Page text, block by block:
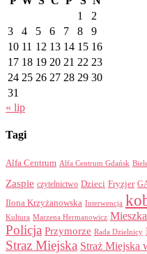
1
2
3
4 5 6 7 8
9
10 11 12 13 14 15 16
17 18 19 20 21 22 23
24 25 26 27 28 29 30
31
« lip
Tagi
Alfa Centrum Alfa Centrum Gdańsk
Zaspie czytelnictwo Dzieci Fryzjer
Ilona Krzyżanowska Interwencja
Kultura Marzena Hermanowicz
Policja Przymorze Rada Dzielnicy
Straz Miejska Straż Miejska